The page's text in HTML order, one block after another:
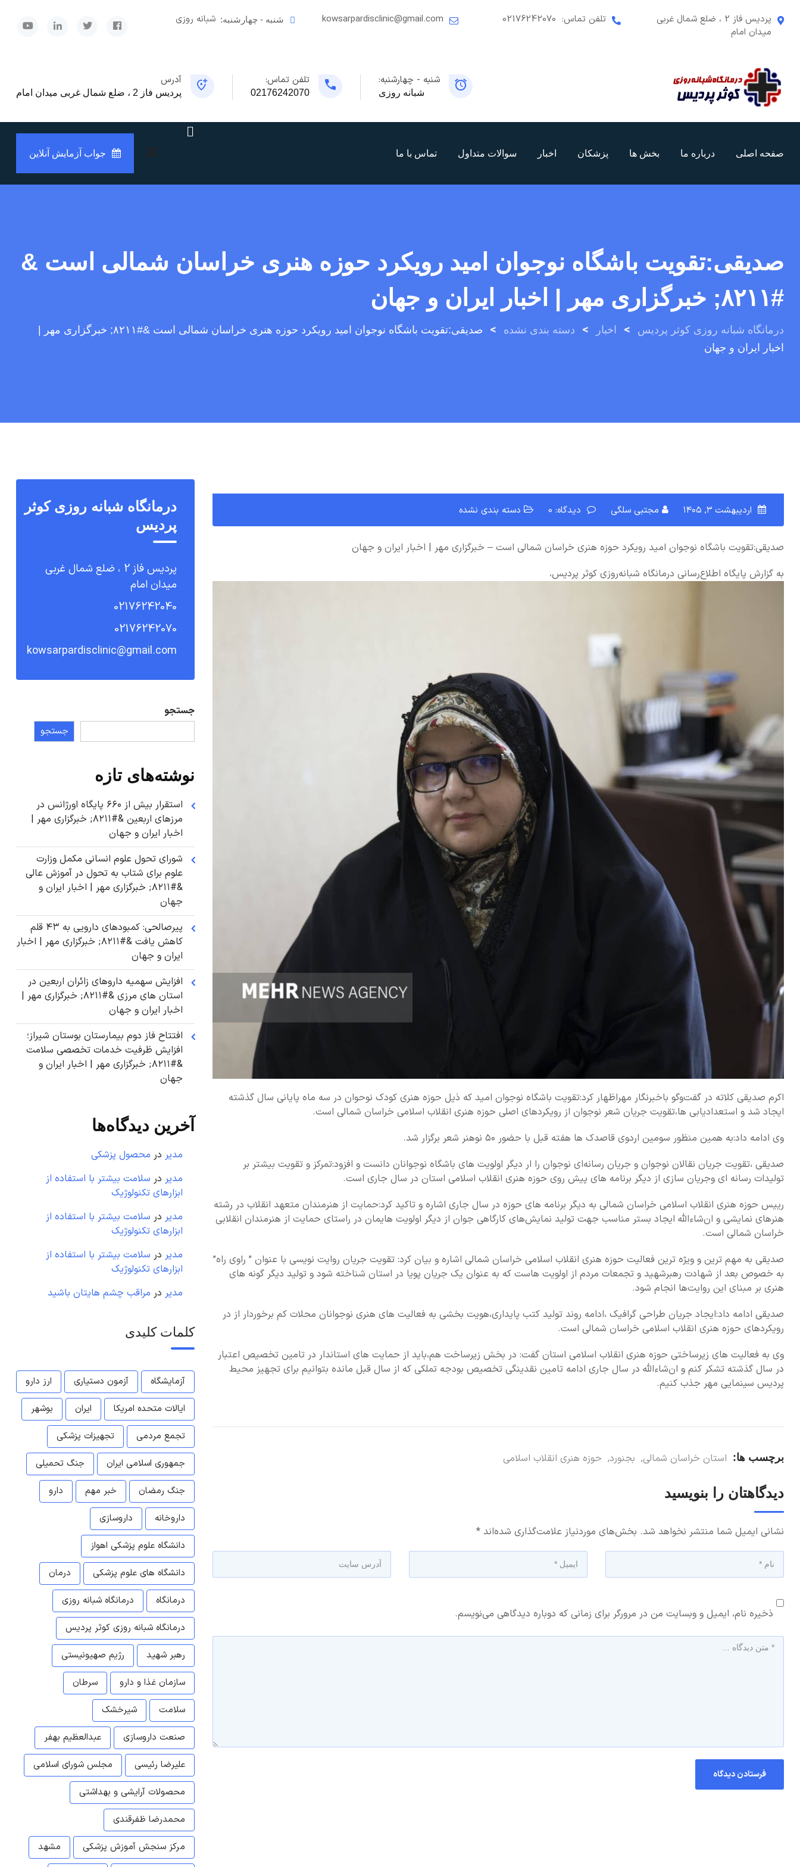
پردیس فاز 2 ، ضلع شمال غربی
میدان امام
تلفن تماس: 02176242070
kowsarpardisclinic@gmail.com شنبه - چهارشنبه:شبانه روزی
شنبه - چهارشنبه:
شبانه روزی
تلفن تماس:
02176242070
آدرس
پردیس فاز 2 ، ضلع شمال غربی میدان امام
صفحه اصلی درباره ما بخش ها پزشکان اخبار سوالات متداول تماس با ما جواب آزمایش آنلاین
صدیقی:تقویت باشگاه نوجوان امید رویکرد حوزه هنری خراسان شمالی است &
#۸۲۱۱; خبرگزاری مهر | اخبار ایران و جهان
درمانگاه شبانه روزی کوثر پردیس > اخبار > دسته بندی نشده >
صدیقی:تقویت باشگاه نوجوان امید رویکرد حوزه هنری خراسان شمالی است &#۸۲۱۱; خبرگزاری مهر |
اخبار ایران و جهان
اردیبهشت ۳, ۱۴۰۵ مجتبی سلگی دیدگاه: 0 دسته بندی نشده
صدیقی:تقویت باشگاه نوجوان امید رویکرد حوزه هنری خراسان شمالی است – خبرگزاری مهر | اخبار ایران و جهان
به گزارش پایگاه اطلاع‌رسانی درمانگاه شبانه‌روزی کوثر پردیس،
اکرم صدیقی کلاته در گفت‌وگو باخبرنگار مهراظهار کرد:تقویت باشگاه نوجوان امید که ذیل حوزه هنری کودک نوحوان در سه ماه پایانی سال گذشته
ایجاد شد و استعدادیابی ها،تقویت جریان شعر نوجوان از رویکردهای اصلی حوزه هنری انقلاب اسلامی خراسان شمالی است.
وی ادامه داد:به همین منظور سومین اردوی قاصدک ها هفته قبل با حضور ۵۰ نوهنر شعر برگزار شد.
صدیقی ،تقویت جریان نقالان نوجوان و جریان رسانه‌ای نوجوان را ار دیگر اولویت های باشگاه نوجوانان دانست و افزود:تمرکز و تقویت بیشتر بر
تولیدات رسانه ای وجریان سازی از دیگر برنامه های پیش روی حوزه هنری انقلاب اسلامی استان در سال جاری است.
رییس حوزه هنری انقلاب اسلامی خراسان شمالی به دیگر برنامه های حوزه در سال جاری اشاره و تاکید کرد:حمایت از هنرمندان متعهد انقلاب در رشته
هنرهای نمایشی و ان‌شاءالله ایجاد بستر مناسب جهت تولید نمایش‌های کارگاهی جوان از دیگر اولویت هایمان در راستای حمایت از هنرمندان انقلابی
خراسان شمالی است.
صدیقی به مهم ترین و ویژه ترین فعالیت حوزه هنری انقلاب اسلامی خراسان شمالی اشاره و بیان کرد: تقویت جریان روایت نویسی با عنوان ” راوی راه”
به خصوص بعد از شهادت رهبرشهید و تجمعات مردم از اولویت هاست که به عنوان یک جریان پویا در استان شناخته شود و تولید دیگر گونه های
هنری بر مبنای این روایت‌ها انجام شود.
صدیقی ادامه داد:ایجاد جریان طراحی گرافیک ،ادامه روند تولید کتب پایداری،هویت بخشی به فعالیت های هنری نوجوانان محلات کم برخوردار از در
رویکردهای حوزه هنری انقلاب اسلامی خراسان شمالی است.
وی به فعالیت های زیرساختی حوزه هنری انقلاب اسلامی استان گفت: در بخش زیرساخت هم،باید از حمایت های استاندار در تامین تخصیص اعتبار
در سال گذشته تشکر کنم و ان‌شاءالله در سال جاری ادامه تامین نقدینگی تخصیص بودجه تملکی که از سال قبل مانده بتوانیم برای تجهیز محیط
پردیس سینمایی مهر جذب کنیم.
برچسب ها: استان خراسان شمالی, بجنورد, حوزه هنری انقلاب اسلامی
دیدگاهتان را بنویسید
نشانی ایمیل شما منتشر نخواهد شد. بخش‌های موردنیاز علامت‌گذاری شده‌اند *
ذخیره نام، ایمیل و وبسایت من در مرورگر برای زمانی که دوباره دیدگاهی می‌نویسم.
درمانگاه شبانه روزی کوثر
پردیس
پردیس فاز 2 ، ضلع شمال غربی
میدان امام
02176242040
02176242070
kowsarpardisclinic@gmail.com
جستجو
جستجو
نوشته‌های تازه
استقرار بیش از ۶۶۰ پایگاه اورژانس در
مرزهای اربعین &#۸۲۱۱; خبرگزاری مهر |
اخبار ایران و جهان
شورای تحول علوم انسانی مکمل وزارت
علوم برای شتاب به تحول در آموزش عالی
&#۸۲۱۱; خبرگزاری مهر | اخبار ایران و
جهان
پیرصالحی: کمبودهای دارویی به ۴۳ قلم
کاهش یافت &#۸۲۱۱; خبرگزاری مهر | اخبار
ایران و جهان
افزایش سهمیه داروهای زائران اربعین در
استان های مرزی &#۸۲۱۱; خبرگزاری مهر |
اخبار ایران و جهان
افتتاح فاز دوم بیمارستان بوستان شیراز؛
افزایش ظرفیت خدمات تخصصی سلامت
&#۸۲۱۱; خبرگزاری مهر | اخبار ایران و
جهان
آخرین دیدگاه‌ها
مدیر در محصول پزشکی
مدیر در سلامت بیشتر با استفاده از
ابزارهای تکنولوژیک
مدیر در سلامت بیشتر با استفاده از
ابزارهای تکنولوژیک
مدیر در سلامت بیشتر با استفاده از
ابزارهای تکنولوژیک
مدیر در مراقب چشم هایتان باشید
کلمات کلیدی
آزمایشگاه آزمون دستیاری
ارز دارو
ایالات متحده امریکا
ایران
بوشهر
تجمع مردمی
تجهیزات پزشکی
جمهوری اسلامی ایران
جنگ تحمیلی
جنگ رمضان
خبر مهم
دارو
داروخانه
داروسازی
دانشگاه علوم پزشکی اهواز
دانشگاه های علوم پزشکی
درمان
درمانگاه
درمانگاه شبانه روزی
درمانگاه شبانه روزی کوثر پردیس
رهبر شهید
رژیم صهیونیستی
سازمان غذا و دارو
سرطان
سلامت
شیرخشک
صنعت داروسازی
عبدالعظیم بهفر
علیرضا رئیسی
مجلس شورای اسلامی
محصولات آرایشی و بهداشتی
محمدرضا ظفرقندی
مرکز سنجش آموزش پزشکی
مشهد